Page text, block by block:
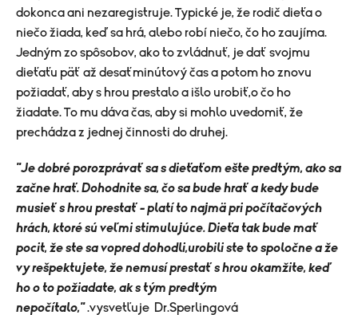
dokonca ani nezaregistruje. Typické je, že rodič dieťa o
niečo žiada, keď sa hrá, alebo robí niečo, čo ho zaujíma.
Jedným zo spôsobov, ako to zvládnuť, je dať svojmu
dieťaťu päť až desaťminútový čas a potom ho znovu
požiadať, aby s hrou prestalo a išlo urobiť,o čo ho
žiadate. To mu dáva čas, aby si mohlo uvedomiť, že
prechádza z jednej činnosti do druhej.
"Je dobré porozprávať sa s dieťaťom ešte predtým, ako sa
začne hrať. Dohodnite sa, čo sa bude hrať a kedy bude
musieť s hrou prestať - platí to najmä pri počítačových
hrách, ktoré sú veľmi stimulujúce. Dieťa tak bude mať
pocit, že ste sa vopred dohodli,urobili ste to spoločne a že
vy rešpektujete, že nemusí prestať s hrou okamžite, keď
ho o to požiadate, ak s tým predtým
nepočítalo,".vysvetľuje Dr.Sperlingová